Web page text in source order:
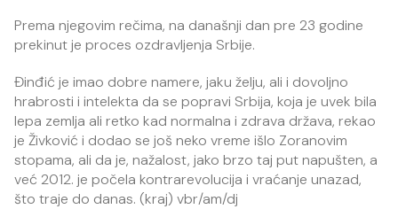
Prema njegovim rečima, na današnji dan pre 23 godine
prekinut je proces ozdravljenja Srbije.
Đinđić je imao dobre namere, jaku želju, ali i dovoljno
hrabrosti i intelekta da se popravi Srbija, koja je uvek bila
lepa zemlja ali retko kad normalna i zdrava država, rekao
je Živković i dodao se još neko vreme išlo Zoranovim
stopama, ali da je, nažalost, jako brzo taj put napušten, a
već 2012. je počela kontrarevolucija i vraćanje unazad,
što traje do danas. (kraj) vbr/am/dj